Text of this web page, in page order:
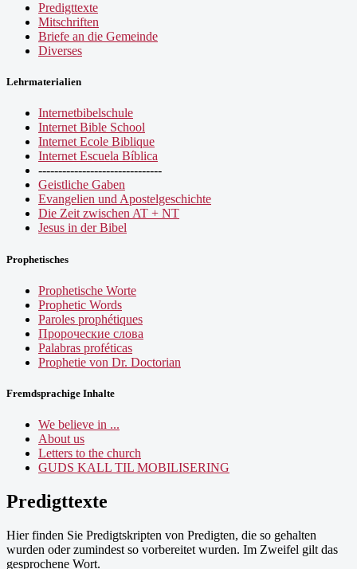
Predigttexte
Mitschriften
Briefe an die Gemeinde
Diverses
Lehrmaterialien
Internetbibelschule
Internet Bible School
Internet Ecole Biblique
Internet Escuela Bíblica
-------------------------------
Geistliche Gaben
Evangelien und Apostelgeschichte
Die Zeit zwischen AT + NT
Jesus in der Bibel
Prophetisches
Prophetische Worte
Prophetic Words
Paroles prophétiques
Пророческие слова
Palabras proféticas
Prophetie von Dr. Doctorian
Fremdsprachige Inhalte
We believe in ...
About us
Letters to the church
GUDS KALL TIL MOBILISERING
Predigttexte
Hier finden Sie Predigtskripten von Predigten, die so gehalten
wurden oder zumindest so vorbereitet wurden. Im Zweifel gilt das
gesprochene Wort.